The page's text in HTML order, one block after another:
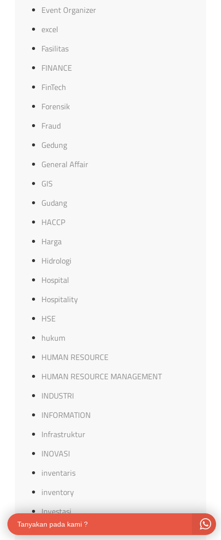
Event Organizer
excel
Fasilitas
FINANCE
FinTech
Forensik
Fraud
Gedung
General Affair
GIS
Gudang
HACCP
Harga
Hidrologi
Hospital
Hospitality
HSE
hukum
HUMAN RESOURCE
HUMAN RESOURCE MANAGEMENT
INDUSTRI
INFORMATION
Infrastruktur
INOVASI
inventaris
inventory
Investasi
ISO
Tanyakan pada kami ?